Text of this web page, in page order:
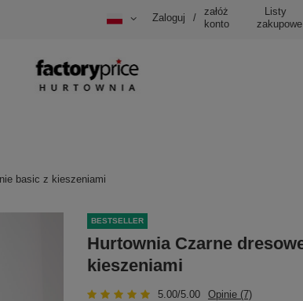
Zaloguj /
załóż
konto
Listy
zakupowe
basic z kieszeniami
BESTSELLER
Hurtownia Czarne
kieszeniami
5.00/5.00 Opinie (7)